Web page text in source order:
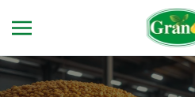
Skip to main content